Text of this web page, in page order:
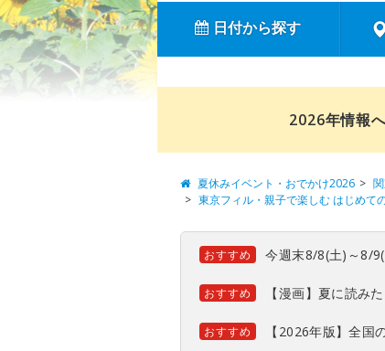
日付から探す
2026年情報
夏休みイベント・おでかけ2026
東京フィル・親子で楽しむ はじめて
おすすめ 今週末8/8(土)～8/
おすすめ 【漫画】夏に読み
おすすめ 【2026年版】全国